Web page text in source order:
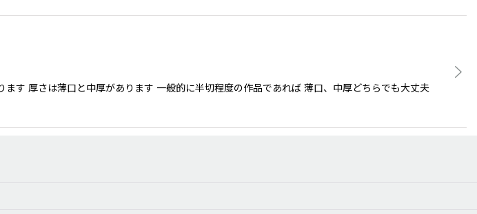
す 厚さは薄口と中厚があります 一般的に半切程度の作品であれば 薄口、中厚どちらでも大丈夫